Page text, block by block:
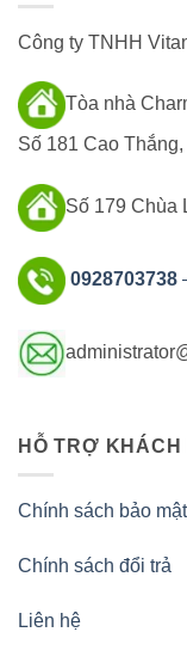
Công ty TNHH
Tòa nhà
Số 181 Cao
Số 179 Chùa
0928703738
HỖ TRỢ KHÁCH
Chính sách bảo mật
Chính sách đổi trả
Liên hệ